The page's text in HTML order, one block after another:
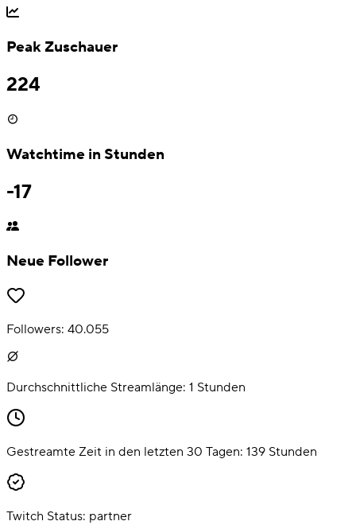
Peak Zuschauer
224
Watchtime in Stunden
-17
Neue Follower
Followers: 40.055
Durchschnittliche Streamlänge: 1 Stunden
Gestreamte Zeit in den letzten 30 Tagen: 139 Stunden
Twitch Status: partner